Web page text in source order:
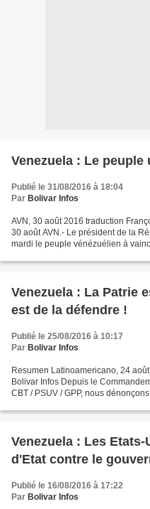
Venezuela : Le
Publié le 31/08/2016 à 18:04
Par Bolivar Infos
AVN, 30 août 2016 traduction
30 août AVN.- Le président de la
mardi le peuple vénézuélien à
Venezuela : La Patrie
est de la défendre !
Publié le 25/08/2016 à 10:17
Par Bolivar Infos
Resumen Latinoamericano, 24
Bolivar Infos Depuis le
CBT / PSUV / GPP, nous
Venezuela : Les
d'Etat contre le
Publié le 16/08/2016 à 17:22
Par Bolivar Infos